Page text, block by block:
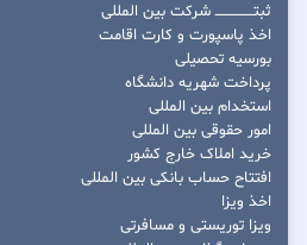
ثبتــــــــــــــــ شرکت بین المللی
اخذ پاسپورت و کارت اقامت
بورسیه تحصیلی
پرداخت شهریه دانشگاه
استخدام بین المللی
امور حقوقی بین المللی
خرید املاک خارج کشور
افتتاح حساب بانکی بین المللی
اخذ ویزا
ویزا توریستی و مسافرتی